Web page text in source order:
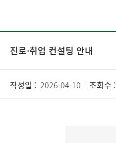
진로·취업 컨설팅 안내
작성일 : 2026-04-10 조회수 :